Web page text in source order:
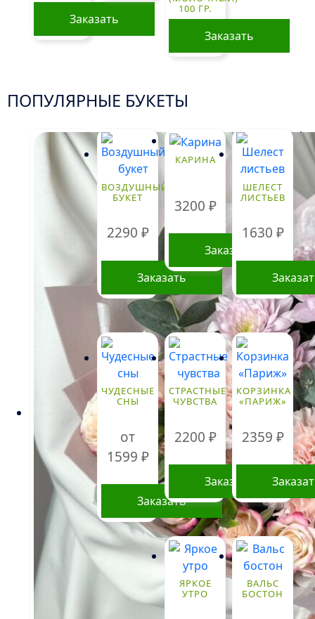
Заказать
100 ГР.
Заказать
ПОПУЛЯРНЫЕ БУКЕТЫ
ВОЗДУШНЫЙ
БУКЕТ
2290 ₽
Заказать
КАРИНА
3200 ₽
Заказать
ШЕЛЕСТ
ЛИСТЬЕВ
1630 ₽
ЧУДЕСНЫЕ
СНЫ
от
1599 ₽
Заказать
Этот
товар
имеет
несколько
вариаций.
Опции
СТРАСТНЫЕ
ЧУВСТВА
2200 ₽
Заказать
КОРЗИНКА
«ПАРИЖ»
2359 ₽
ЯРКОЕ
УТРО
ВАЛЬС
БОСТОН
!